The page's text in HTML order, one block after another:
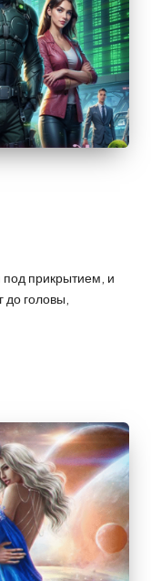
прикрытием, и
до головы,